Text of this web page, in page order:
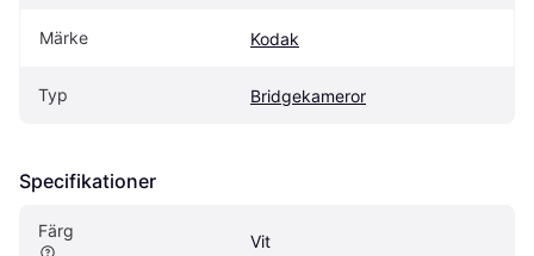
Märke Kodak
Typ Bridgekameror
Specifikationer
Färg
Vit